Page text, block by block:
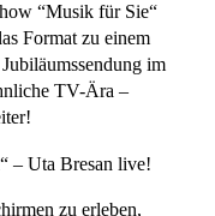
“Musik für Sie“
Format zu einem
im
TV-Ära –
– Uta Bresan live!
zu erleben,